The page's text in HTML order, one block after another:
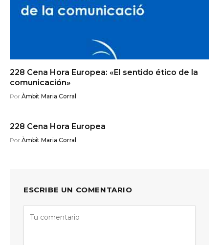
228 Cena Hora Europea: «El sentido ético de la
comunicación»
Por Àmbit Maria Corral
228 Cena Hora Europea
Por Àmbit Maria Corral
ESCRIBE UN COMENTARIO